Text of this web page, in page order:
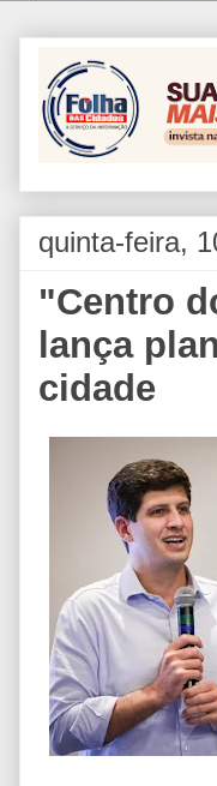
quinta-feira,
"Centro
lança
cidade